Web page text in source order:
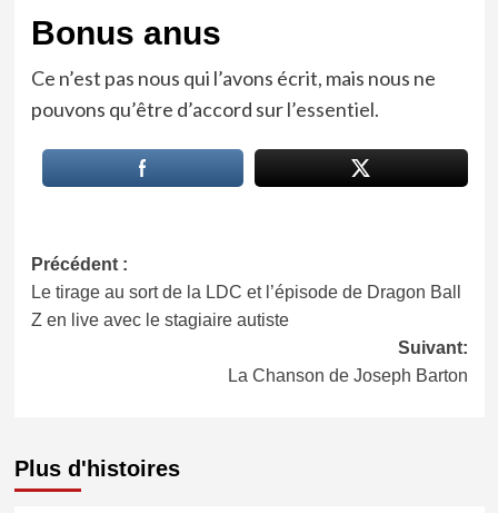
Bonus anus
Ce n’est pas nous qui l’avons écrit, mais nous ne
pouvons qu’être d’accord surl’essentiel.
Navigation
d’article
Précédent :
Le tirage au sort de la LDC et l’épisode de Dragon Ball
Z en live avec le stagiaire autiste
Suivant:
La Chanson de Joseph Barton
Plus d'histoires